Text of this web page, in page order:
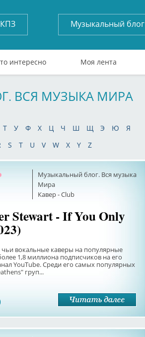
КПЗ Музыкальный блог
интересно Моя лента
ВСЯ МУЗЫКА МИРА
Т У Ф Х Ц Ч Ш Щ Э Ю
Я
S T U V W X Y Z
Музыкальный блог. Вся музыка
Мира
Кавер - Club
Stewart - If You Only
чьи вокальные каверы на популярные
1,8 миллиона подписчиков на его
YouTube. Среди его самых популярных
груп...